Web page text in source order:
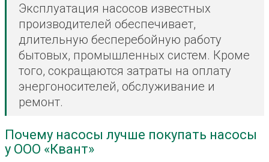
Эксплуатация насосов известных
производителей обеспечивает,
длительную бесперебойную работу
бытовых, промышленных систем. Кроме
того, сокращаются затраты на оплату
энергоносителей, обслуживание и
ремонт.
Почему насосы лучше покупать насосы
у ООО «Квант»